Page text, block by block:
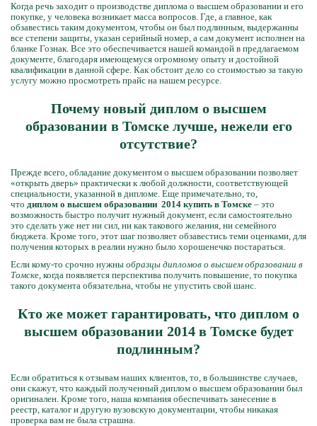
Когда речь заходит о производстве диплома о высшем образовании и его
покупке, у человека возникает масса вопросов. Где, а главное, как
обзавестись таким документом, чтобы он был подлинным, выдержанны
все степени защиты, указан серийный номер, а сам документ исполнен на
бланке Гознак. Все это обеспечивается нашей командой в предлагаемом
документе, благодаря имеющемуся огромному опыту и достойной
квалификации в данной сфере. Как обстоит дело со стоимостью за такую
услугу можно просмотреть прайс на нашем ресурсе.
Почему новый диплом о высшем
образовании в Томске лучше, нежели его
отсутствие?
Прежде всего, обладание документом о высшем образовании позволяет
«открыть дверь» практически к любой должности, соответствующей
специальности, указанной в дипломе. Еще примечательно, то,
что диплом о высшем образовании 2014 купить в Томске – это
возможность быстро получит нужный документ, если самостоятельно
это сделать уже нет ни сил, ни как такового желания, ни семейного
бюджета. Кроме того, этот шаг позволяет обзавестись теми оценками, для
получения которых в реалии нужно было хорошенечко постараться.
Если кому-то срочно нужны образцы дипломов о высшем образовании в
Томске, когда появляется перспектива получить повышение, то покупка
такого документа обязательна, чтобы не упустить свой шанс.
Кто же может гарантировать, что диплом о
высшем образовании 2014 в Томске будет
подлинным?
Если обратиться к отзывам наших клиентов, то, в большинстве случаев,
они скажут, что каждый полученный диплом о высшем образовании был
оригинален. Кроме того, наша компания обеспечивать занесение в
реестр, каталог и другую вузовскую документации, чтобы никакая
проверка вам не была страшна.